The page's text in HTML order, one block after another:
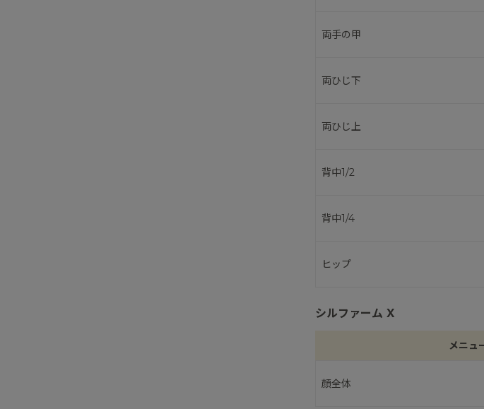
両手の甲
両ひじ下
両ひじ上
背中1/2
背中1/4
ヒップ
シルファーム X
メニュ
顔全体